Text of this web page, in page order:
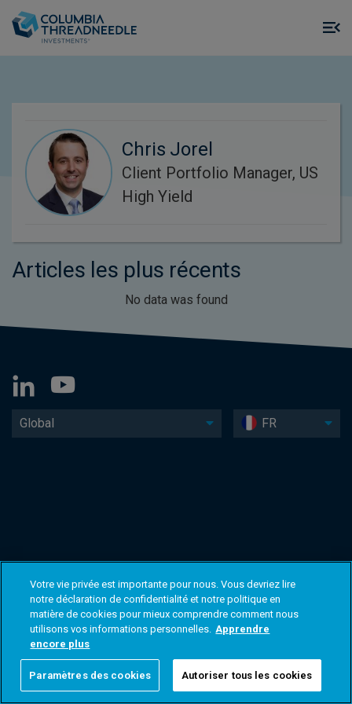
Chris Jorel
Client Portfolio Manager, US
High Yield
Articles les plus récents
No data was found
Global FR
Votre vie privée est importante pour nous. Vous devriez lire
notre déclaration de confidentialité et notre politique en
matière de cookies pour mieux comprendre comment nous
utilisons vos informations personnelles. Apprendre
encore plus
Paramètres des cookies Autoriser tous les cookies